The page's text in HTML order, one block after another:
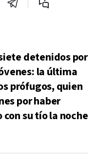
detenidos por
la última
prófugos, quien
por haber
su tío la noche